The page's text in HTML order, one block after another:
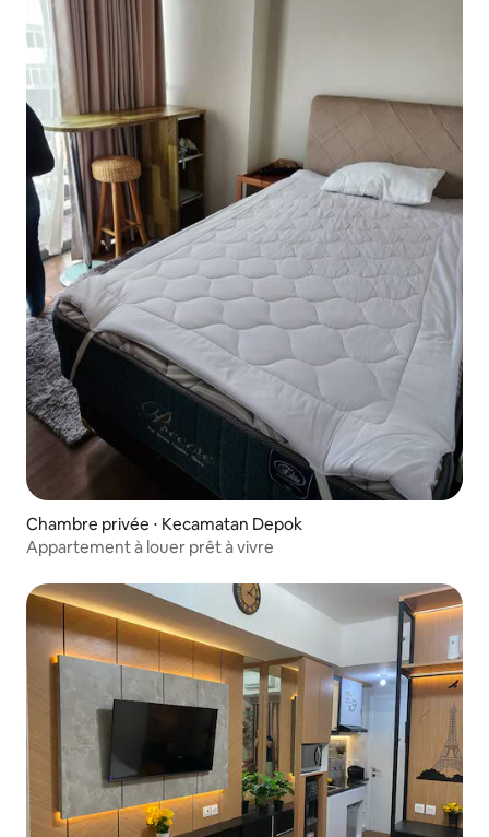
Chambre privée ⋅ Kecamatan Depok
Appartement à louer prêt à vivre